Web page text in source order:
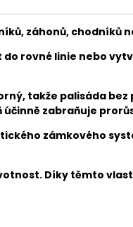
záhonů, chodníků
do rovné linie nebo
takže palisáda
zabraňuje
zámkového
Díky těmto